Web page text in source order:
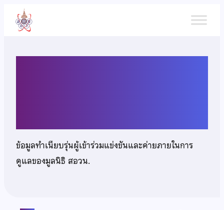
เนื้อหา
ข้อมูลทำเนียบรุ่นผู้เข้าร่วมแข่งขันและค่ายภายในการ
ดูแลของมูลนิธิ สอวน.